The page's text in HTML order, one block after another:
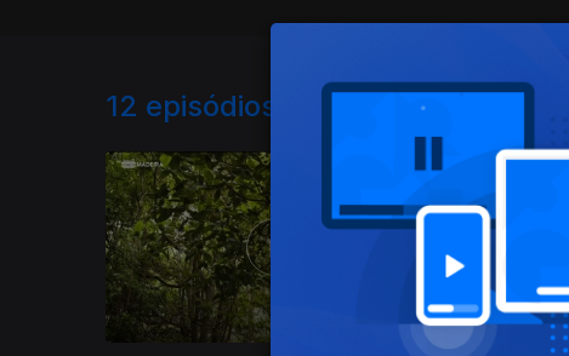
12 episódios disponíveis